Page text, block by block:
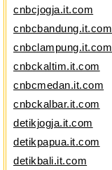
cnbcjogja.it.com
cnbcbandung.it.com
cnbclampung.it.com
cnbckaltim.it.com
cnbcmedan.it.com
cnbckalbar.it.com
detikjogja.it.com
detikpapua.it.com
detikbali.it.com